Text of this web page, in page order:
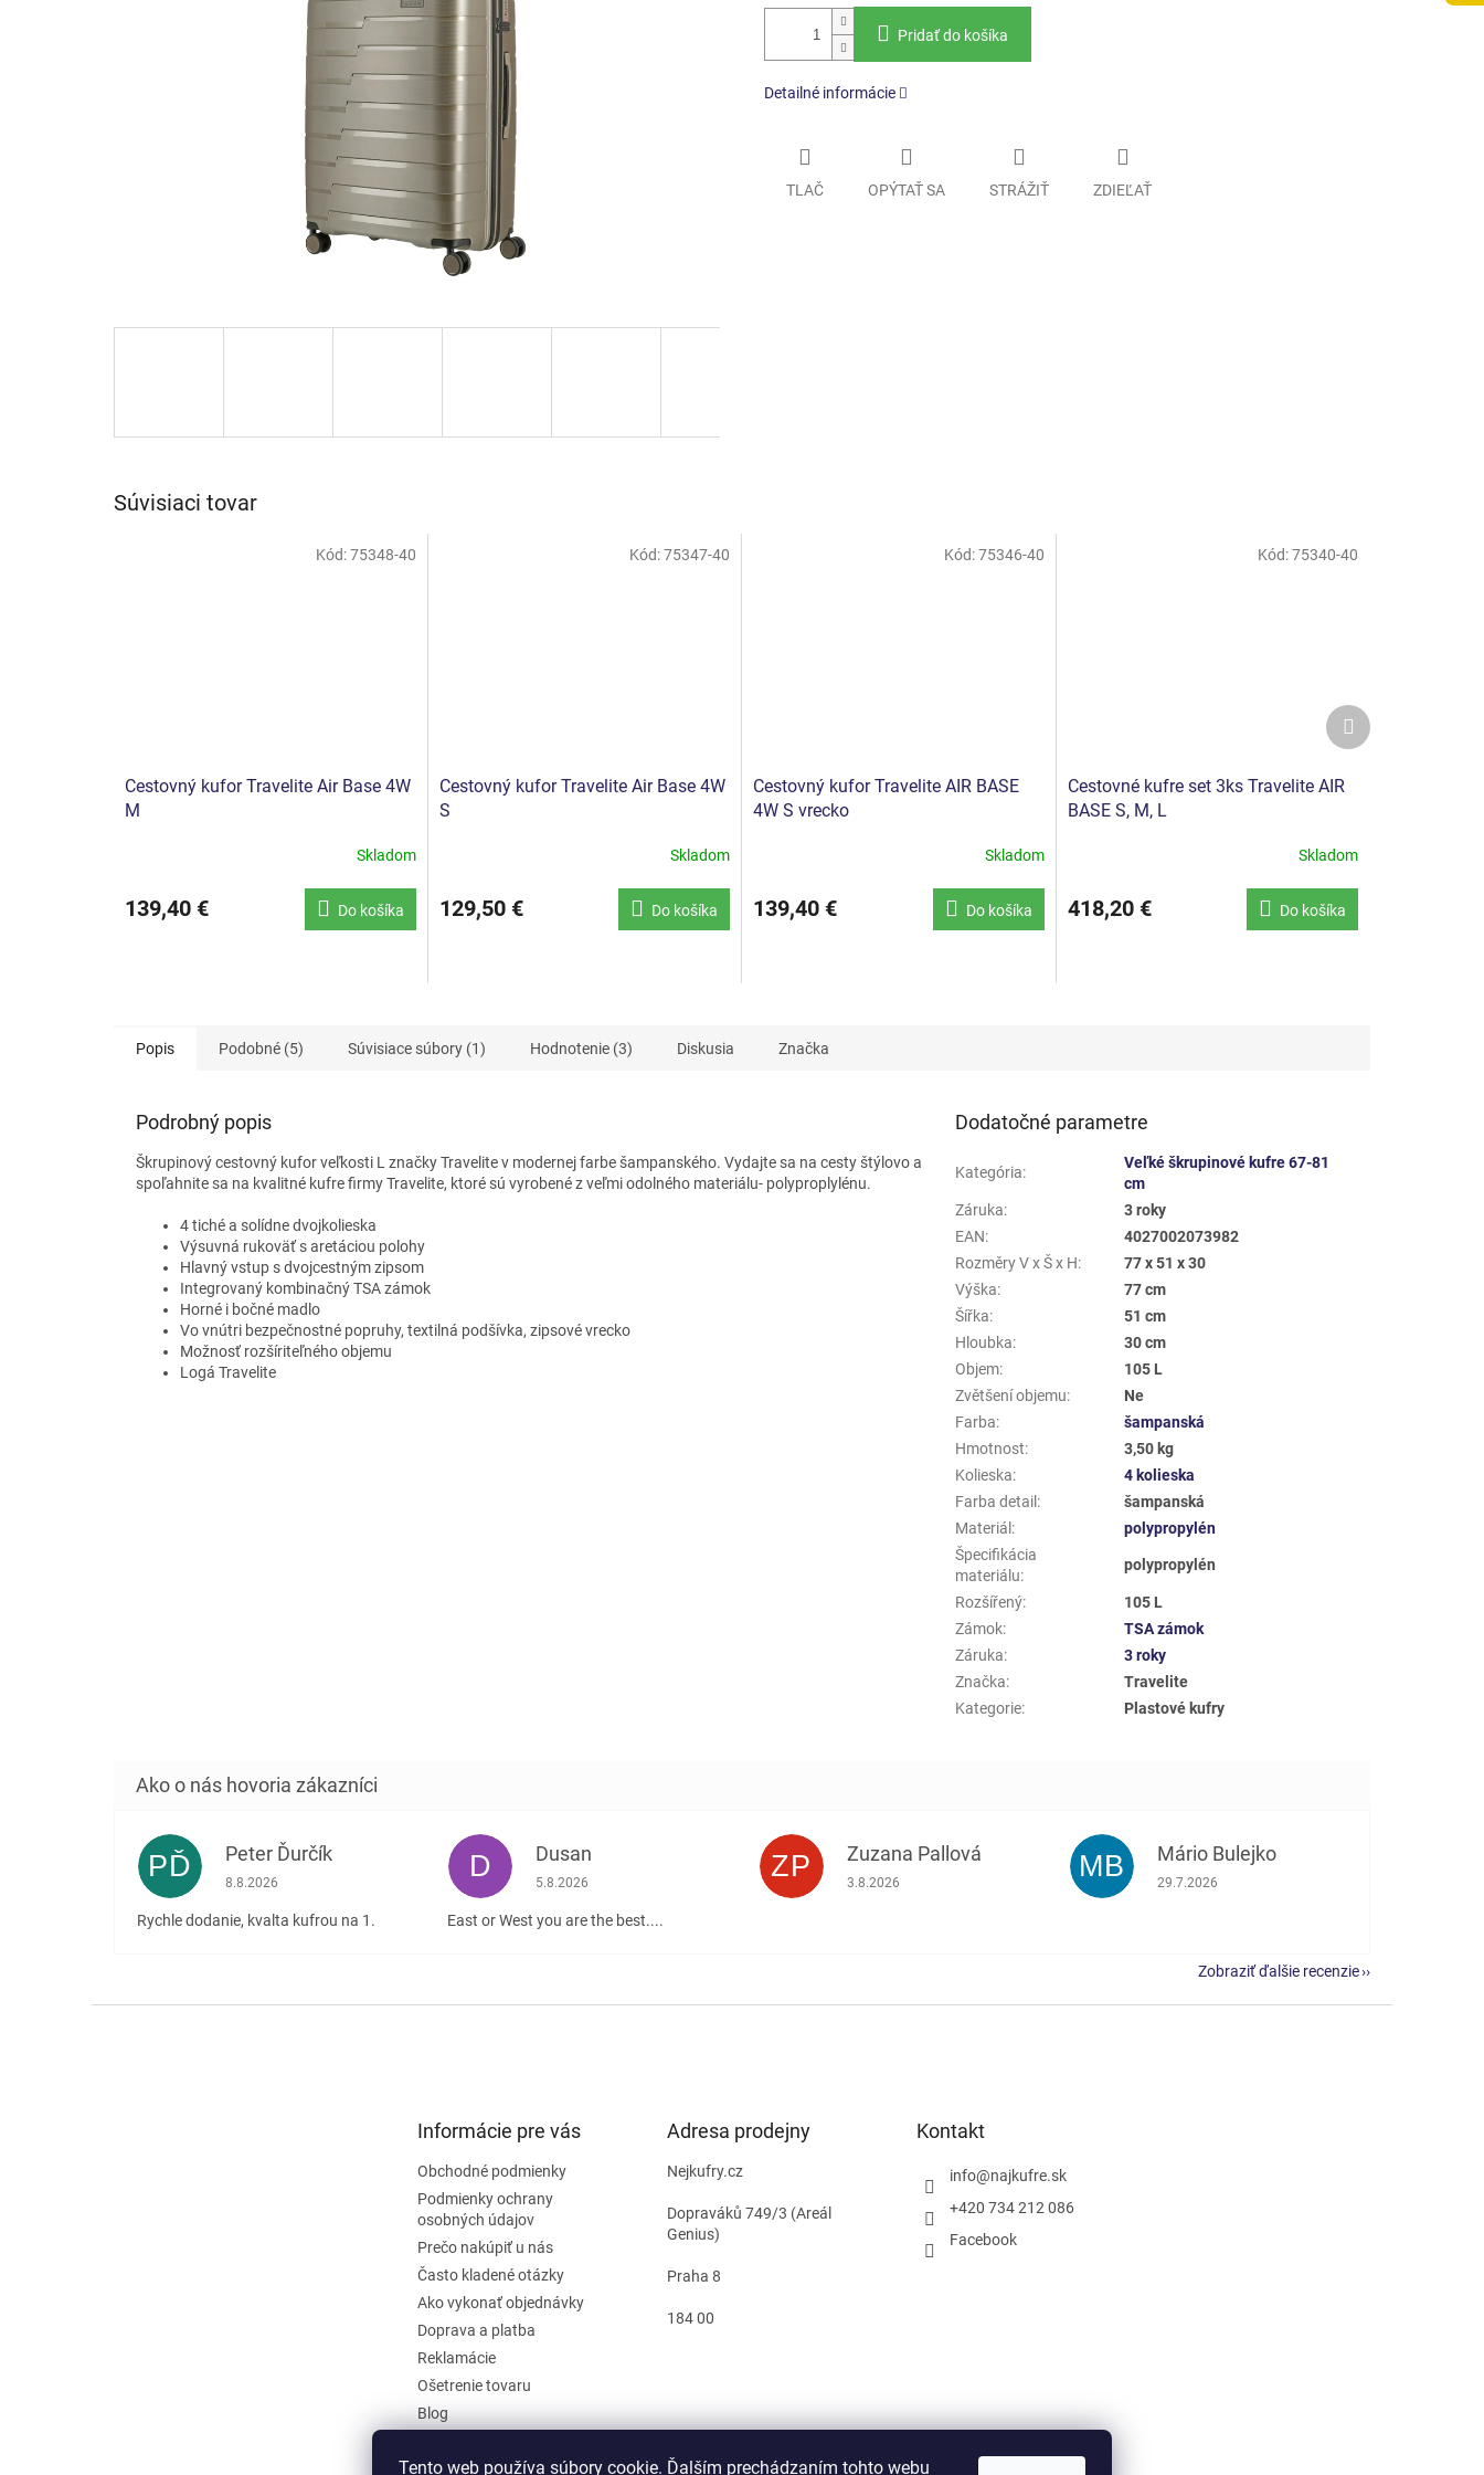
Tento web používa súbory cookie. Ďalším prechádzaním tohto webu
Pridať do košíka
Detailné informácie
TLAČ OPÝTAŤ SA STRÁŽIŤ ZDIEĽAŤ
Súvisiaci tovar
Cestovný kufor Travelite Air Base 4W
M
produktu
je
Skladom
139,40 € Do košíka
Kód:75348-40
Cestovný kufor Travelite Air Base 4W
S
produktu
je
Skladom
129,50 € Do košíka
Kód:75347-40
Cestovný kufor Travelite AIR BASE
4W S vrecko
Skladom
139,40 € Do košíka
Kód:75346-40
Cestovné kufre set 3ks Travelite AIR
BASE S, M, L
Skladom
418,20 € Do košíka
Kód:75340-40
Ďalší
produkt
Popis Podobné (5) Súvisiace súbory (1) Hodnotenie (3) Diskusia Značka
Podrobný popis
Škrupinový cestovný kufor veľkosti L značky Travelite v modernej farbe šampanského. Vydajte sa na cesty štýlovo a
spoľahnite sa na kvalitné kufre firmy Travelite, ktoré sú vyrobené z veľmi odolného materiálu- polyproplylénu.
4 tiché a solídne dvojkolieska
Výsuvná rukoväť s aretáciou polohy
Hlavný vstup s dvojcestným zipsom
Integrovaný kombinačný TSA zámok
Horné i bočné madlo
Vo vnútri bezpečnostné popruhy, textilná podšívka, zipsové vrecko
Možnosť rozšíriteľného objemu
Logá Travelite
Dodatočné parametre
Kategória:
Veľké škrupinové kufre 67-81
cm
Záruka:
3 roky
EAN:
4027002073982
Rozměry V x Š x H:
77 x 51 x 30
Výška:
77 cm
Šířka:
51 cm
Hloubka:
30 cm
Objem:
105 L
Zvětšení objemu:
Ne
Farba:
šampanská
Hmotnost:
3,50 kg
Kolieska:
4 kolieska
Farba detail :
šampanská
Materiál :
polypropylén
Špecifikácia
materiálu:
polypropylén
Rozšířený:
105 L
Zámok:
TSA zámok
Záruka:
3 roky
Značka:
Travelite
Kategorie: Plastové kufry
PĎ Peter Ďurčík
Hodnotenie obchodu je 5 z 5 hviezdičiek.
8.8.2026
Rychle dodanie, kvalta kufrou na 1.
D Dusan
Hodnotenie obchodu je 5 z 5 hviezdičiek.
5.8.2026
East or West you are the best....
ZP Zuzana Pallová
Hodnotenie obchodu je 5 z 5 hviezdičiek.
3.8.2026 MB Mário Bulejko
Hodnotenie obchodu je 5 z 5 hviezdičiek.
29.7.2026
Zobraziť ďalšie recenzie
Informácie pre vás
Obchodné podmienky
Podmienky ochrany
osobných údajov
Prečo nakúpiť u nás
Často kladené otázky
Ako vykonať objednávky
Doprava a platba
Reklamácie
Ošetrenie tovaru
Blog
Odstúpiť od zmluvy
Adresa prodejny
Nejkufry.cz
Dopraváků 749/3 (Areál
Genius)
Praha 8
184 00
Kontakt
info@najkufre.sk
+420 734 212 086
Facebook